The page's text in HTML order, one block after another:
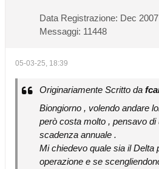
Data Registrazione: Dec 2007
Messaggi: 11448
05-03-25, 18:39
Originariamente Scritto da
Biongiorno , volendo andare
però costa molto , pensavo
scadenza annuale .
Mi chiedevo quale sia il Delta
operazione e se